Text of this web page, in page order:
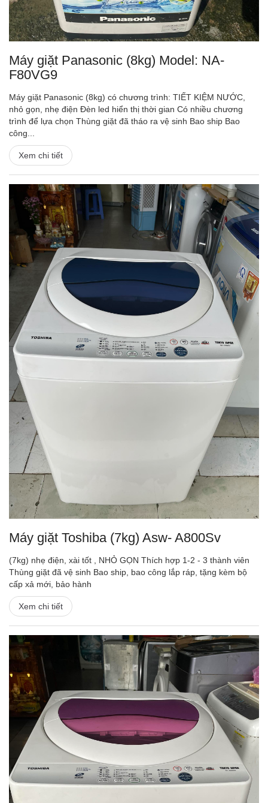
Máy giặt Panasonic (8kg) Model: NA-
F80VG9
Máy giặt Panasonic (8kg) có chương trình: TIẾT KIỆM NƯỚC,
nhỏ gọn, nhẹ điện Đèn led hiển thị thời gian Có nhiều chương
trình để lựa chọn Thùng giặt đã tháo ra vệ sinh Bao ship Bao
công...
Xem chi tiết
Máy giặt Toshiba (7kg) Asw- A800Sv
(7kg) nhẹ điện, xài tốt , NHỎ GỌN Thích hợp 1-2 - 3 thành viên
Thùng giặt đã vệ sinh Bao ship, bao công lắp ráp, tặng kèm bộ
cấp xả mới, bảo hành
Xem chi tiết